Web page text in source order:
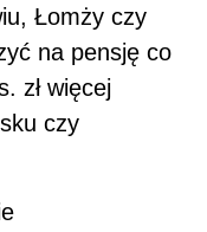
Łomży czy
na pensję co
zł więcej
czy